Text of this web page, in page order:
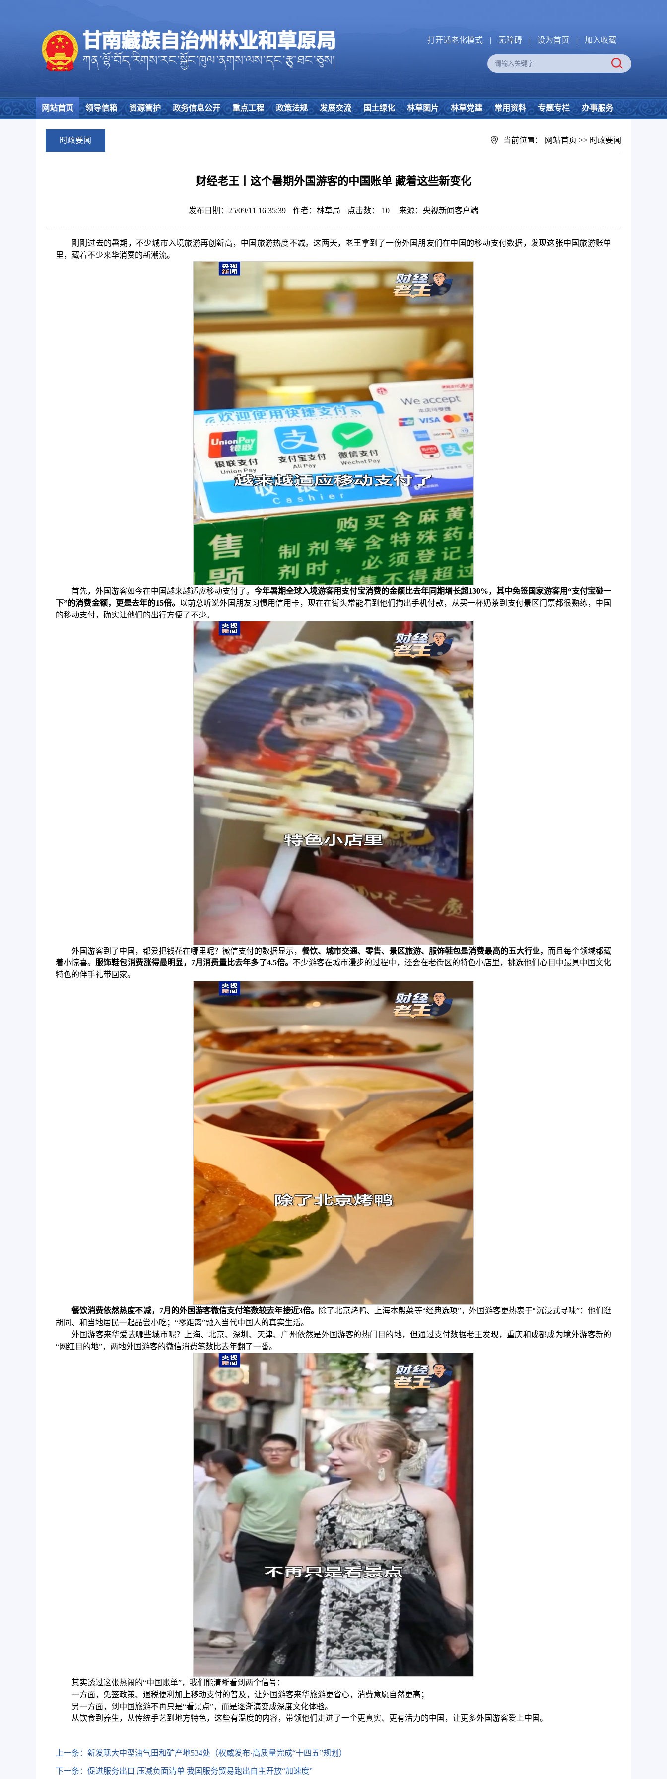
打开适老化模式 | 无障碍 | 设为首页 | 加入收藏
网站首页 领导信箱 资源管护 政务信息公开 重点工程 政策法规 发展交流 国土绿化 林草图片 林草党建 常用资料 专题专栏 办事服务
时政要闻 当前位置： 网站首页 >> 时政要闻
财经老王丨这个暑期外国游客的中国账单 藏着这些新变化
发布日期：25/09/11 16:35:39 作者：林草局 点击数： 10 来源：央视新闻客户端
刚刚过去的暑期，不少城市入境旅游再创新高，中国旅游热度不减。这两天，老王拿到了一份外国朋友们在中国的移动支付数据，发现这张中国旅游账单
里，藏着不少来华消费的新潮流。
首先，外国游客如今在中国越来越适应移动支付了。 今年暑期全球入境游客用支付宝消费的金额比去年同期增长超130%，其中免签国家游客用“支付宝碰一
下”的消费金额，更是去年的15倍。 以前总听说外国朋友习惯用信用卡，现在在街头常能看到他们掏出手机付款，从买一杯奶茶到支付景区门票都很熟练，中国
的移动支付，确实让他们的出行方便了不少。
外国游客到了中国，都爱把钱花在哪里呢？微信支付的数据显示， 餐饮、城市交通、零售、景区旅游、服饰鞋包是消费最高的五大行业， 而且每个领域都藏
着小惊喜。 服饰鞋包消费涨得最明显，7月消费量比去年多了4.5倍。 不少游客在城市漫步的过程中，还会在老街区的特色小店里，挑选他们心目中最具中国文化
特色的伴手礼带回家。
餐饮消费依然热度不减，7月的外国游客微信支付笔数较去年接近3倍。
除了北京烤鸭、上海本帮菜等“经典选项”，外国游客更热衷于“沉浸式寻味”：他们逛
胡同、和当地居民一起品尝小吃；“零距离”融入当代中国人的真实生活。
外国游客来华爱去哪些城市呢？上海、北京、深圳、天津、广州依然是外国游客的热门目的地，但通过支付数据老王发现，重庆和成都成为境外游客新的
“网红目的地”，两地外国游客的微信消费笔数比去年翻了一番。
其实透过这张热闹的“中国账单”，我们能清晰看到两个信号：
一方面，免签政策、退税便利加上移动支付的普及，让外国游客来华旅游更省心，消费意愿自然更高；
另一方面，到中国旅游不再只是“看景点”，而是逐渐演变成深度文化体验。
从饮食到养生，从传统手艺到地方特色，这些有温度的内容，带领他们走进了一个更真实、更有活力的中国，让更多外国游客爱上中国。
上一条： 新发现大中型油气田和矿产地534处（权威发布·高质量完成“十四五”规划）
下一条： 促进服务出口 压减负面清单 我国服务贸易跑出自主开放“加速度”